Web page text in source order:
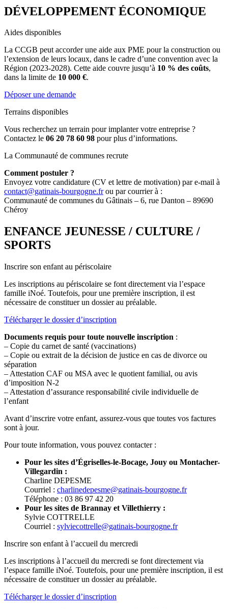
DÉVELOPPEMENT ÉCONOMIQUE
Aides disponibles
La CCGB peut accorder une aide aux PME pour la construction ou
l’extension de leurs locaux, dans le cadre d’une convention avec la
Région (2023-2028). Cette aide couvre jusqu’à 10 % des coûts,
dans la limite de 10 000 €.
Déposer une demande
Terrains disponibles
Vous recherchez un terrain pour implanter votre entreprise ?
Contactez le 06 20 78 60 98 pour plus d’informations.
La Communauté de communes recrute
Comment postuler ?
Envoyez votre candidature (CV et lettre de motivation) par e-mail à
contact@gatinais-bourgogne.frou par courrier à :
Communauté de communes du Gâtinais – 6, rue Danton – 89690
Chéroy
ENFANCE JEUNESSE / CULTURE /
SPORTS
Inscrire son enfant au périscolaire
Les inscriptions au périscolaire se font directement via l’espace
famille iNoé. Toutefois, pour une première inscription, il est
nécessaire de constituer un dossier au préalable.
Télécharger le dossier d’inscription
Documents requis pour toute nouvelle inscription :
– Copie du carnet de santé (vaccinations)
– Copie ou extrait de la décision de justice en cas de divorce ou
séparation
– Attestation CAF ou MSA avec le quotient familial, ou avis
d’imposition N-2
– Attestation d’assurance responsabilité civile individuelle de
l’enfant
Avant d’inscrire votre enfant, assurez-vous que toutes vos factures
sont à jour.
Pour toute information, vous pouvez contacter :
Pour les sites d’Égriselles-le-Bocage, Jouy ou Montacher-
Villegardin :
Charline DEPESME
Courriel : charlinedepesme@gatinais-bourgogne.fr
Téléphone : 03 86 97 42 20
Pour les sites de Brannay et Villethierry :
Sylvie COTTRELLE
Courriel : sylviecottrelle@gatinais-bourgogne.fr
Inscrire son enfant à l’accueil du mercredi
Les inscriptions à l’accueil du mercredi se font directement via
l’espace famille iNoé. Toutefois, pour une première inscription, il est
nécessaire de constituer un dossier au préalable.
Télécharger le dossier d’inscription